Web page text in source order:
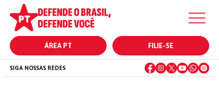
ÁREA PT FILIE-SE
SIGA NOSSAS REDES